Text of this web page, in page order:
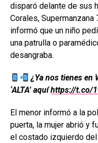
disparó delante de sus
Corales,
informó que un niño
una patrulla o
desangraba.
¿Ya nos tienes en
‘ALTA’ aquíhttps://t.co/
El menor informó a la
puerta, la mujer abrió y
el costado izquierdo